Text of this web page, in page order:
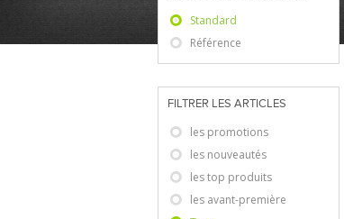
Standard
Référence
FILTRER LES ARTICLES
les promotions
les nouveautés
les top produits
les avant-première